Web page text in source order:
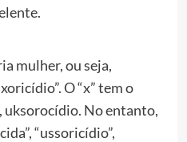
mulher, ou seja,
O “x” tem o
uksorocídio. No entanto,
“ussoricídio”,